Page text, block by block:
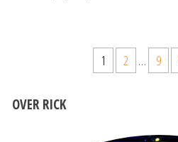
1 2 … 9
OVER RICK